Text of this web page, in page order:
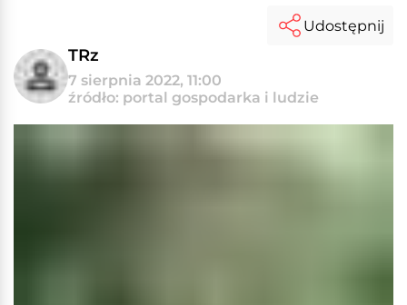
TRz
7 sierpnia 2022, 11:00
źródło: portal gospodarka i ludzie
Udostępnij